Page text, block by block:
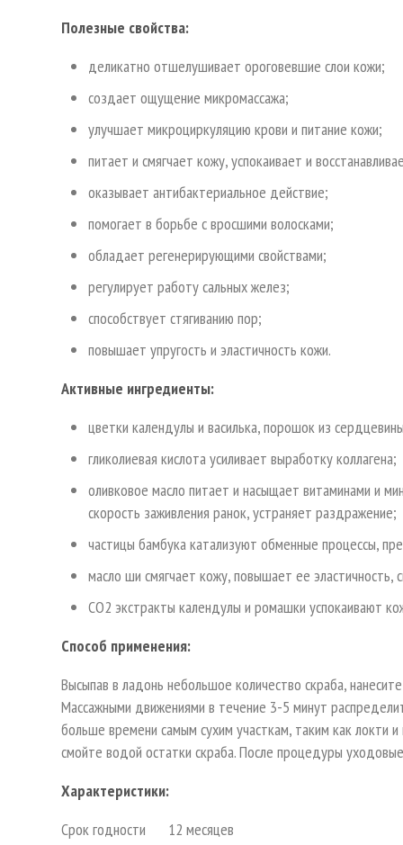
Полезные свойства:
деликатно отшелушивает ороговевшие слои кожи;
создает ощущение микромассажа;
улучшает микроциркуляцию крови и питание кожи;
питает и смягчает кожу, успокаивает и
оказывает антибактериальное действие;
помогает в борьбе с вросшими волосками;
обладает регенерирующими свойствами;
регулирует работу сальных желез;
способствует стягиванию пор;
повышает упругость и эластичность кожи.
Активные ингредиенты:
цветки календулы и василька, порошок из
гликолиевая кислота усиливает выработку коллагена;
оливковое масло питает и насыщает витаминами и
скорость заживления ранок, устраняет раздражение;
частицы бамбука катализуют обменные процессы,
масло ши смягчает кожу, повышает ее эластичность,
СО2 экстракты календулы и ромашки успокаивают
Способ применения:
Высыпав в ладонь небольшое количество скраба,
Массажными движениями в течение 3-5 минут
больше времени самым сухим участкам, таким как локти
смойте водой остатки скраба. После процедуры
Характеристики:
Срок годности
12 месяцев